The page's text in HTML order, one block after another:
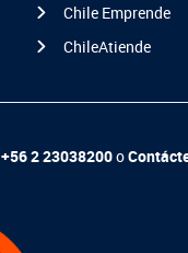
Chile Emprende
ChileAtiende
+56 2 23038200o